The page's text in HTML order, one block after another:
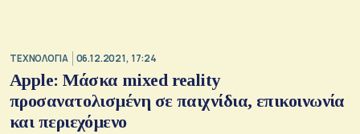
ΤΕΧΝΟΛΟΓΙΑ 06.12.2021, 17:24
Apple: Μάσκα mixed reality
προσανατολισμένη σε παιχνίδια, επικοινωνία
και περιεχόμενο